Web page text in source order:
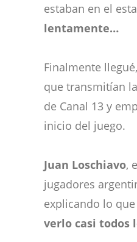
estaban en el
lentamente…
Finalmente
que transmitían
de Canal 13 y
inicio del juego.
Juan Loschiavo,
jugadores
explicando lo
verlo casi todos